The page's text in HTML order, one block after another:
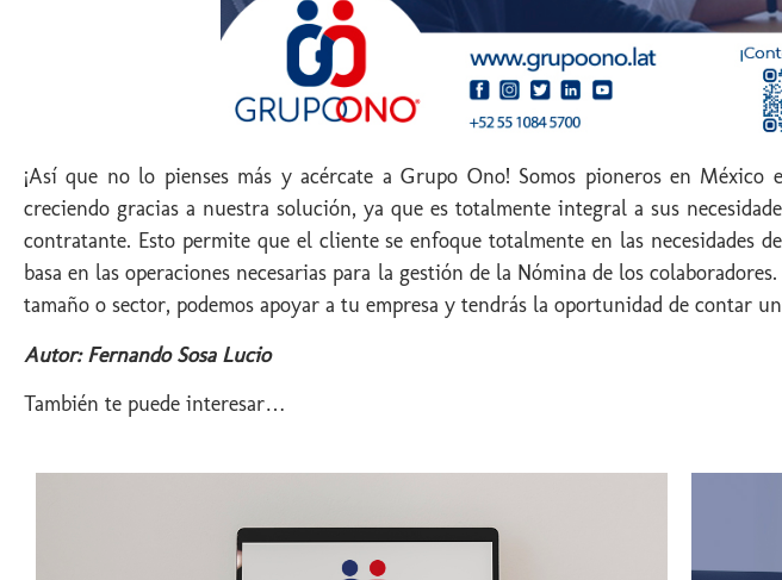
¡Así que no lo pienses más y acércate a Grupo Ono! Somos pioneros en
creciendo gracias a nuestra solución, ya que es totalmente integral a sus
contratante. Esto permite que el cliente se enfoque totalmente en las necesidades
basa en las operaciones necesarias para la gestión de la Nómina de los
tamaño o sector, podemos apoyar a tu empresa y tendrás la oportunidad de contar
Autor: Fernando Sosa Lucio
También te puede interesar…